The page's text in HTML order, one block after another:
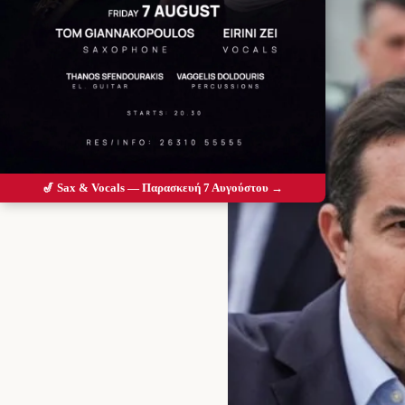
🎷 Sax & Vocals — Παρασκευή 7 Αυγούστου →